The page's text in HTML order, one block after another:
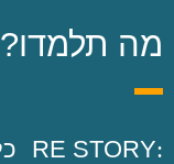
מה תלמדו?
RE STORY: